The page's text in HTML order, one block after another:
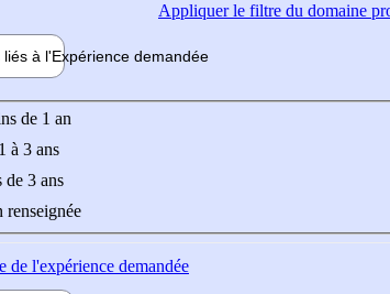
Appliquerle filtre du domaine
liés à l'Expérience demandée
de 1 an
à 3 ans
de 3 ans
renseignée
de l'expérience demandée